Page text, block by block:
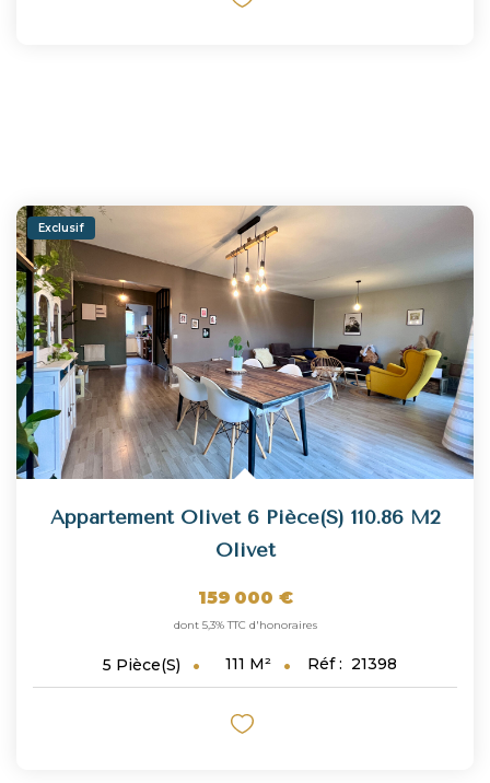
Exclusif
Appartement Olivet 6 Pièce(s) 110.86 M2
Olivet
159 000 €
dont 5,3% TTC d'honoraires
5 Pièce(s) 111 M² Réf : 21398